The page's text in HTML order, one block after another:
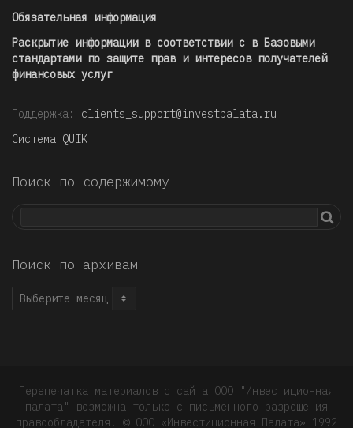
Обязательная информация
Раскрытие информации в соответствии с в Базовыми
стандартами по защите прав и интересов получателей
финансовых услуг
Поддержка: clients_support@investpalata.ru
Система QUIK
Поиск по содержимому
Поиск по архивам
Поиск
Перепечатка материалов с сайта ООО "Инвестиционная
палата" возможна только с письменного разрешения
правообладателя. © OOO «Инвестиционная Палата» 1992